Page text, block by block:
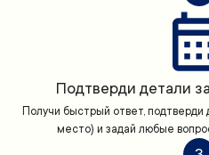
Подтверди детали
Получи быстрый ответ,
место) и задай любые